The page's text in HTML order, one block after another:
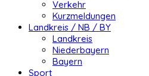
Verkehr
Kurzmeldungen
Landkreis / NB / BY
Landkreis
Niederbayern
Bayern
Sport